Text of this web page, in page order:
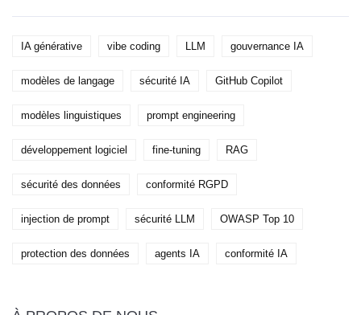
IA générative vibe coding LLM gouvernance IA
modèles de langage sécurité IA GitHub Copilot
modèles linguistiques prompt engineering
développement logiciel fine-tuning RAG
sécurité des données conformité RGPD
injection de prompt sécurité LLM OWASP Top 10
protection des données agents IA conformité IA